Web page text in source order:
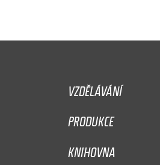
VZDĚLÁVÁNÍ
PRODUKCE
KNIHOVNA